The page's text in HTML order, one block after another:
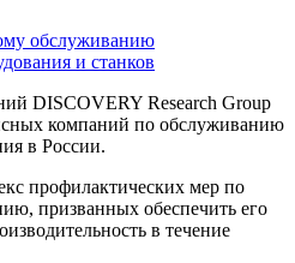
обслуживанию
и станков
DISCOVERY Research Group
компаний по обслуживанию
в России.
профилактических мер по
призванных обеспечить его
в течение